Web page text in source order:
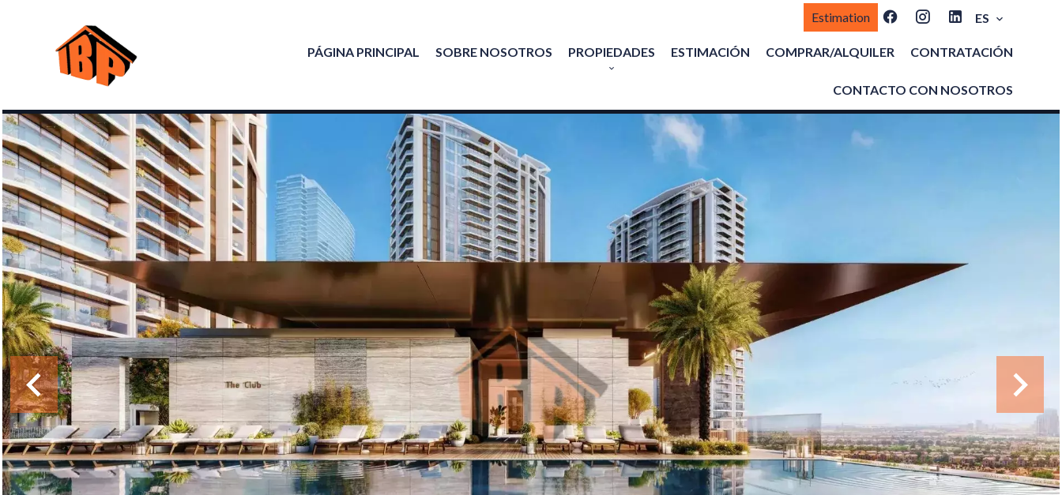
Estimation ES
PÁGINA PRINCIPAL SOBRE NOSOTROS PROPIEDADES ESTIMACIÓN COMPRAR/ALQUILER CONTRATACIÓN
CONTACTO CON NOSOTROS